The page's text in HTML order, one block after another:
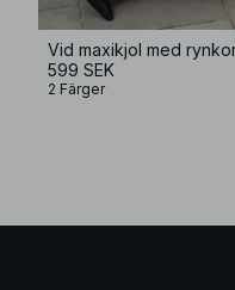
Vid maxikjol med
599 SEK
2 Färger